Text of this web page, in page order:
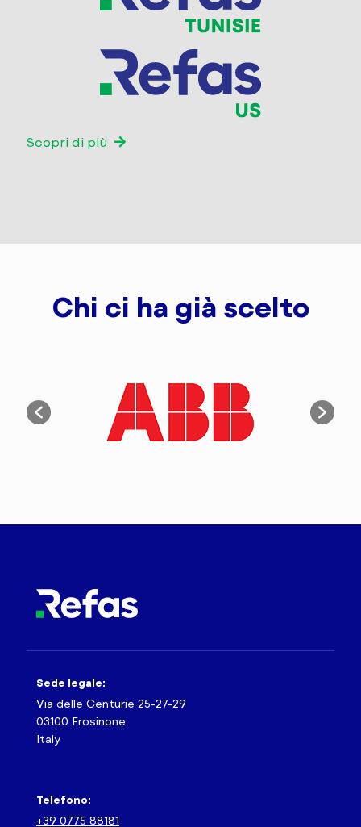
Scopri di più
Chi ci ha già scelto
Sede legale:
Via delle Centurie 25-27-29
03100 Frosinone
Italy
Telefono:
+39 0775 88181